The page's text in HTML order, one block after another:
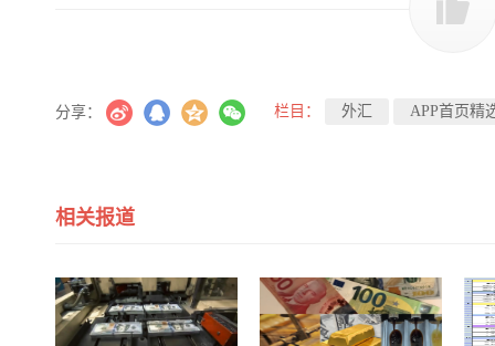
分享： 栏目： 外汇 APP首页精
相关报道